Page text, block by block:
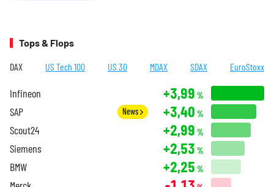
Tops & Flops
DAX US Tech 100 US 30 MDAX SDAX EuroStoxx
Infineon +3,99 %
SAP News +3,40 %
Scout24 +2,99 %
Siemens +2,53 %
BMW +2,25 %